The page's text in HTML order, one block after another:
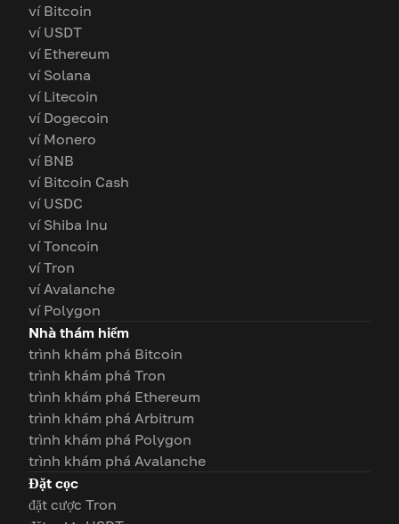
ví Bitcoin
ví USDT
ví Ethereum
ví Solana
ví Litecoin
ví Dogecoin
ví Monero
ví BNB
ví Bitcoin Cash
ví USDC
ví Shiba Inu
ví Toncoin
ví Tron
ví Avalanche
ví Polygon
Nhà thám hiểm
trình khám phá Bitcoin
trình khám phá Tron
trình khám phá Ethereum
trình khám phá Arbitrum
trình khám phá Polygon
trình khám phá Avalanche
Đặt cọc
đặt cược Tron